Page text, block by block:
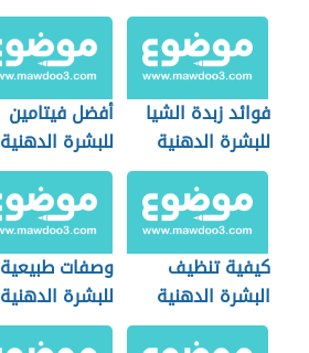
فوائد زبدة الشيا
للبشرة الدهنية
أفضل فيتامين
للبشرة الدهنية
كيفية تنظيف
البشرة الدهنية
وصفات طبيعية
للبشرة الدهنية